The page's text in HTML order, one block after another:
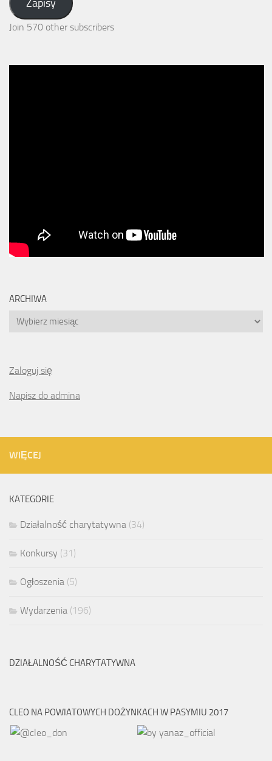
Zapisy
Join 570 other subscribers
ARCHIWA
Archiwa
Zaloguj się
Napisz do admina
WIĘCEJ
KATEGORIE
Działalność charytatywna (34)
Konkursy (31)
Ogłoszenia (5)
Wydarzenia (196)
DZIAŁALNOŚĆ CHARYTATYWNA
CLEO NA POWIATOWYCH DOŻYNKACH W PASYMIU 2017